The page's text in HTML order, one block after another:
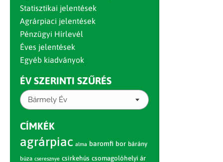
Statisztikai jelentések
Agrárpiaci jelentések
Pénzügyi Hírlevél
Éves jelentések
Egyéb kiadványok
ÉV SZERINTI SZŰRÉS
Bármely Év
CÍMKÉK
agrárpiac alma baromfi bor bárány
búza cseresznye csirkehús csomagolóhelyi ár